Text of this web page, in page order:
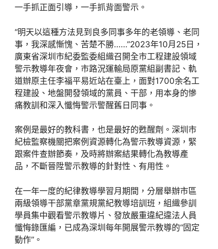
一手抓正面引導，一手抓背面警示。
“明天以這種方法見到良多同事多年的老領導、老同
事，我深感慚愧、苦楚不勝……”2023年10月25日，
廣東省深圳市紀委監委組織召開全市工程建設領域
警示教導年夜會，市路況運輸局原黨組副書記、軌
道辦原主任李福平易近站在臺上，面對1700余名工
程建設、地盤開發領域的黨員、干部，用本身的慘
痛教訓和深入懺悔警示警醒舊日同事。
案例是最好的教科書，也是最好的甦醒劑。深圳市
紀檢監察機關把案例資源轉化為警示教導資源，緊
跟案件查辦節奏，及時將辦案結果轉化為教導產
品，不斷晉陞警示教導的針對性、有用性。
在一年一度的紀律教導學習月期間，分層舉辦市區
兩級領導干部黨章黨規黨紀教導培訓班，組織參訓
學員集中觀看警示教導片、發放嚴重違紀違法人員
懺悔錄匯編，已成為深圳每年開展警示教導的“固定
動作”。